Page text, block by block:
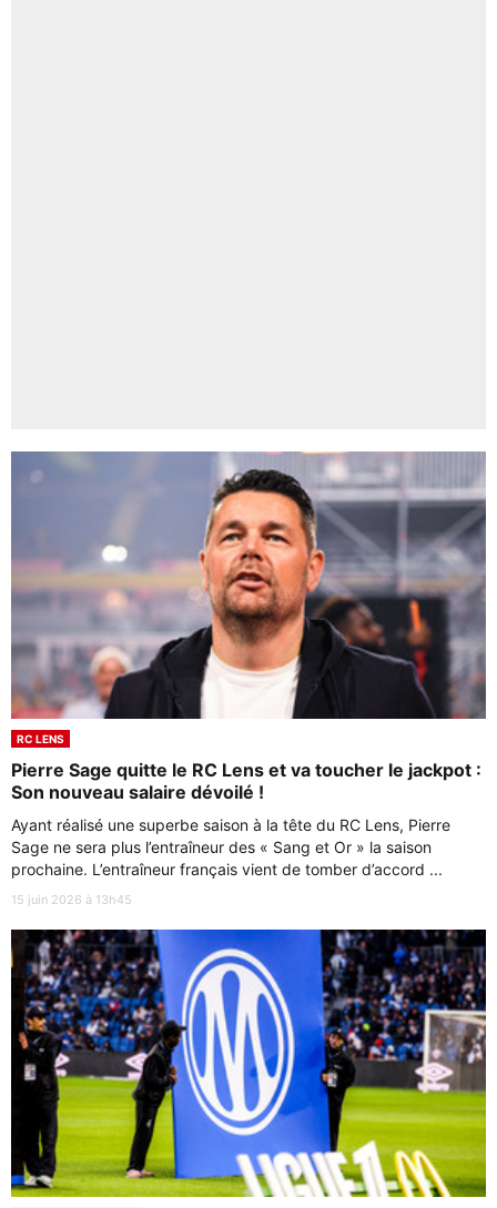
RC LENS
Pierre Sage quitte le RC Lens et va toucher le jackpot :
Son nouveau salaire dévoilé !
Ayant réalisé une superbe saison à la tête du RC Lens, Pierre
Sage ne sera plus l’entraîneur des « Sang et Or » la saison
prochaine. L’entraîneur français vient de tomber d’accord ...
15 juin 2026 à 13h45